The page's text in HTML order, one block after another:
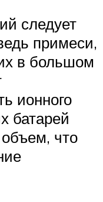
следует
примеси,
в большом
ионного
батарей
что